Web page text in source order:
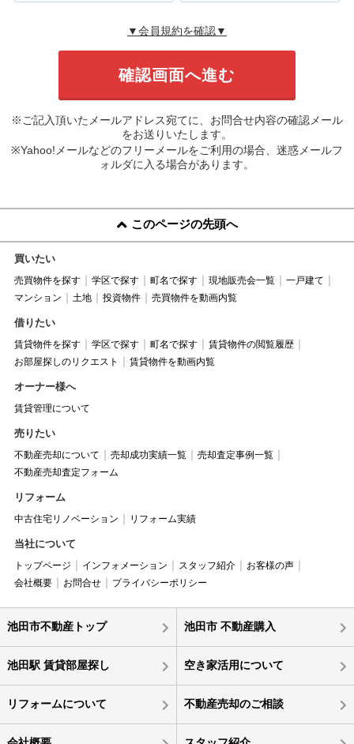
▼会員規約を確認▼
※ご記入頂いたメールアドレス宛てに、お問合せ内容の確認メール
をお送りいたします。
※Yahoo!メールなどのフリーメールをご利用の場合、迷惑メールフ
ォルダに入る場合があります。
このページの先頭へ
買いたい
売買物件を探す 学区で探す 町名で探す 現地販売会一覧
一戸建て
マンション
土地 投資物件 売買物件を動画内覧
借りたい
賃貸物件を探す 学区で探す 町名で探す
賃貸物件の閲覧履歴
お部屋探しのリクエスト
賃貸物件を動画内覧
オーナー様へ
賃貸管理について
売りたい
不動産売却について 売却成功実績一覧
売却査定事例一覧
不動産売却査定フォーム
リフォーム
中古住宅リノベーション リフォーム実績
当社について
トップページ インフォメーション スタッフ紹介
お客様の声
会社概要
お問合せ プライバシーポリシー
池田市不動産トップ 池田市 不動産購入
池田駅 賃貸部屋探し 空き家活用について
リフォームについて 不動産売却のご相談